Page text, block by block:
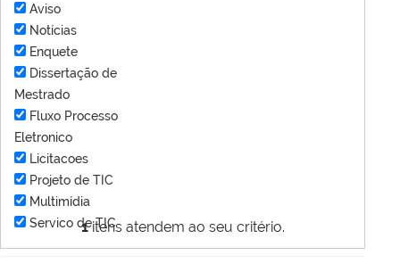
1itens atendem ao seu critério.
Aviso
Notícias
Enquete
Dissertação de
Mestrado
Fluxo Processo
Eletronico
Licitacoes
Projeto de TIC
Multimídia
Servico de TIC